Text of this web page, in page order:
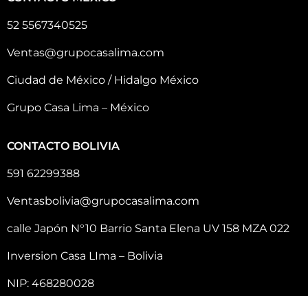
52 5567340525
Ventas@grupocasalima.com
Ciudad de México / Hidalgo México
Grupo Casa Lima – México
CONTACTO BOLIVIA
591 62299388
Ventasbolivia@grupocasalima.com
calle Japón N°10 Barrio Santa Elena UV 158 MZA 022
Inversion Casa LIma – Bolivia
NIP: 468280028